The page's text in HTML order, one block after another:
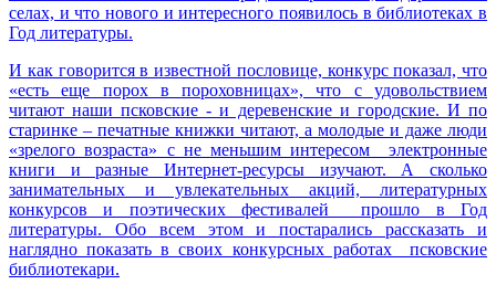
селах, и что нового и интересного появилось в библиотеках в
Год литературы.
И как говорится в известной пословице, конкурс показал, что
«есть еще порох в пороховницах», что с удовольствием
читают наши псковские - и деревенские и городские. И по
старинке – печатные книжки читают, а молодые и даже люди
«зрелого возраста» с не меньшим интересом электронные
книги и разные Интернет-ресурсы изучают. А сколько
занимательных и увлекательных акций, литературных
конкурсов и поэтических фестивалей прошло в Год
литературы. Обо всем этом и постарались рассказать и
наглядно показать в своих конкурсных работах псковские
библиотекари.